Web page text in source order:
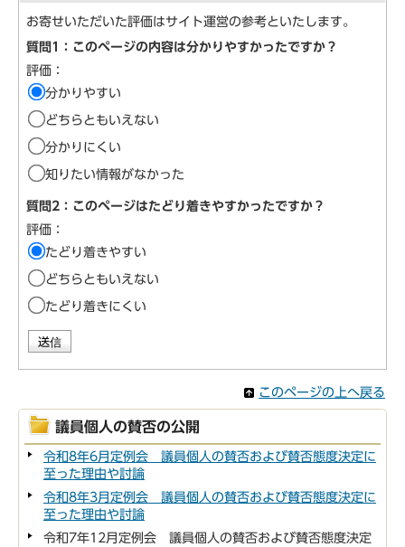
お寄せいただいた評価はサイト運営の参考といたします。
質問1：このページの内容は分かりやすかったですか？
評価：
分かりやすい
どちらともいえない
分かりにくい
知りたい情報がなかった
質問2：このページはたどり着きやすかったですか？
評価：
たどり着きやすい
どちらともいえない
たどり着きにくい
このページの上へ戻る
議員個人の賛否の公開
令和8年6月定例会 議員個人の賛否および賛否態度決定に
至った理由や討論
令和8年3月定例会 議員個人の賛否および賛否態度決定に
至った理由や討論
令和7年12月定例会 議員個人の賛否および賛否態度決定